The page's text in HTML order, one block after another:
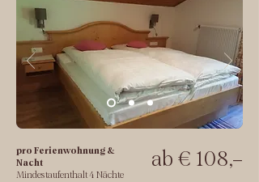
ab € 108,–
pro Ferienwohnung &
Nacht
Mindestaufenthalt 4 Nächte